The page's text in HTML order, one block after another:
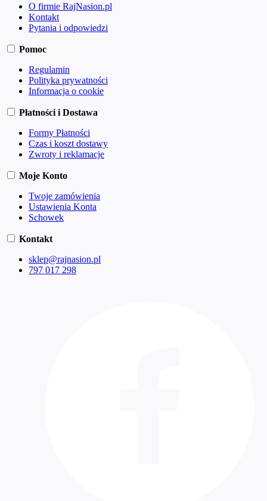
O firmie RajNasion.pl
Kontakt
Pytania i odpowiedzi
Pomoc
Regulamin
Polityka prywatności
Informacja o cookie
Płatności i Dostawa
Formy Płatności
Czas i koszt dostawy
Zwroty i reklamacje
Moje Konto
Twoje zamówienia
Ustawienia Konta
Schowek
Kontakt
sklep@rajnasion.pl
797 017 298